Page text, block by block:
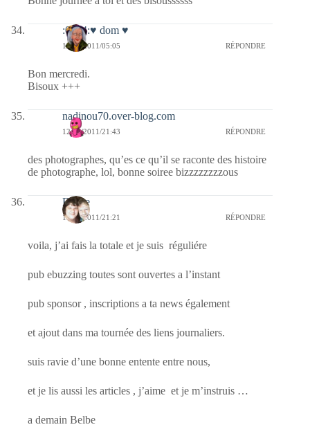
:0014:♥ dom ♥
13/04/2011/05:05 RÉPONDRE
Bon mercredi.
Bisoux +++
nadinou70.over-blog.com
12/04/2011/21:43 RÉPONDRE
des photographes, qu’es ce qu’il se raconte des histoire
de photographe, lol, bonne soiree bizzzzzzzzous
Eliane
12/04/2011/21:21 RÉPONDRE
voila, j’ai fais la totale et je suis réguliére
pub ebuzzing toutes sont ouvertes a l’instant
pub sponsor , inscriptions a ta news également
et ajout dans ma tournée des liens journaliers.
suis ravie d’une bonne entente entre nous,
et je lis aussi les articles , j’aime et je m’instruis …
a demain Belbe